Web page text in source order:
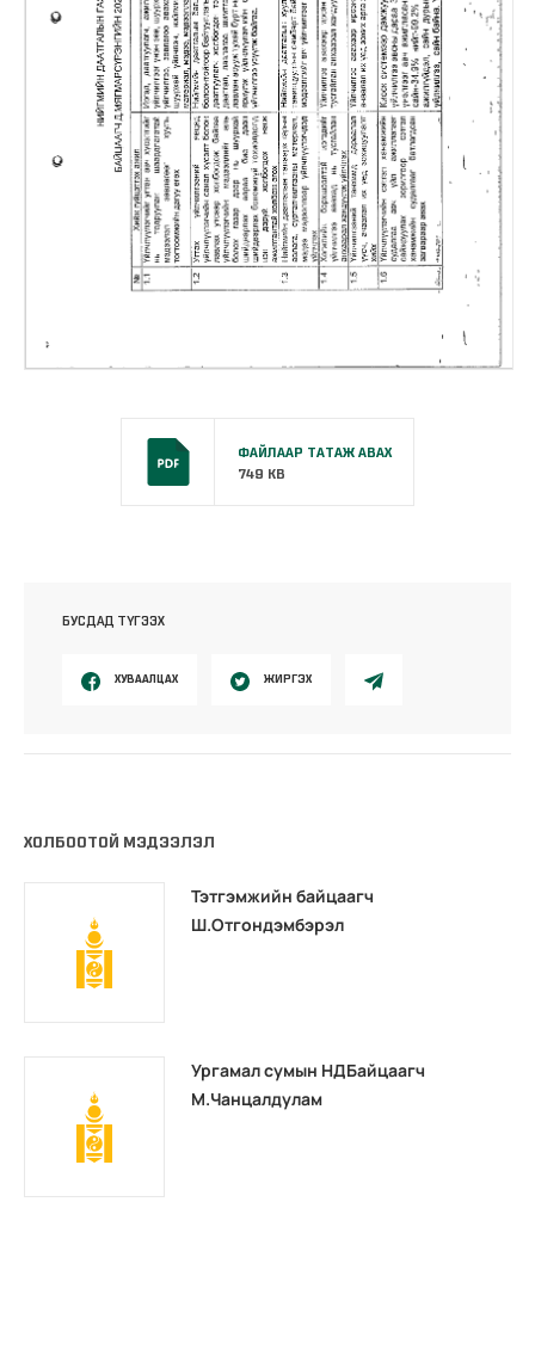
ФАЙЛААР ТАТАЖ АВАХ
749 KB
БУСДАД ТҮГЭЭХ
ХУВААЛЦАХ ЖИРГЭХ
ХОЛБООТОЙ МЭДЭЭЛЭЛ
Тэтгэмжийн байцаагч
Ш.Отгондэмбэрэл
Ургамал сумын НДБайцаагч
М.Чанцалдулам